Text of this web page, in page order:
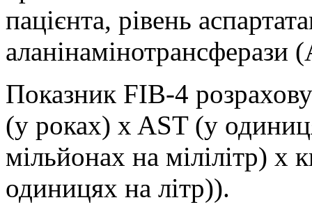
пацієнта, рівень
аланінамінотрансферази
Показник FIB-4
(у роках) x AST (у
мільйонах на мілілітр) x
одиницях на літр)).